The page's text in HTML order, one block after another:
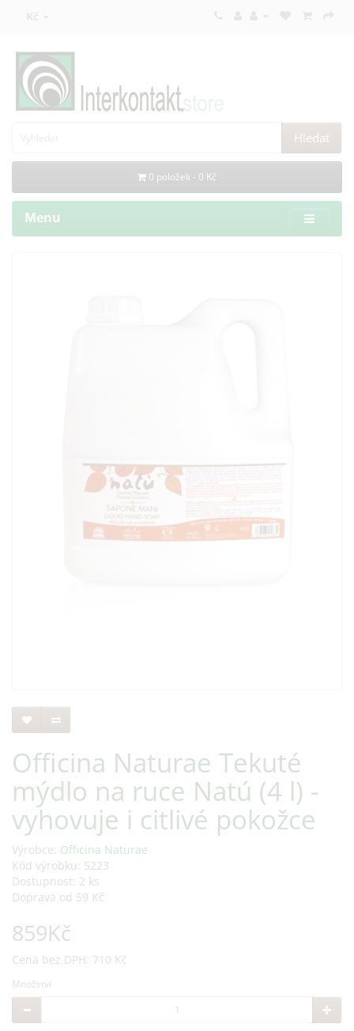
Kč
Hledat
0 položek - 0 Kč
Menu
Officina Naturae Tekuté
mýdlo na ruce Natú (4 l) -
vyhovuje i citlivé pokožce
Výrobce: Officina Naturae
Kód výrobku: 5223
Dostupnost: 2 ks
Doprava od 59 Kč
859Kč
Cena bez DPH: 710 Kč
Množství